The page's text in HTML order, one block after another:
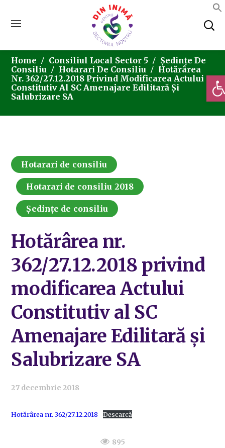
Home Consiliul Local Sector 5
Ședințe De
Consiliu
Hotarari De Consiliu
Hotărârea
Nr. 362/27.12.2018 Privind Modificarea Actului
Constitutiv Al SC Amenajare Edilitară Și
Salubrizare SA
Hotarari de consiliu
Hotarari de consiliu 2018
Ședințe de consiliu
Hotărârea nr.
362/27.12.2018 privind
modificarea Actului
Constitutiv al SC
Amenajare Edilitară și
Salubrizare SA
27 decembrie 2018
Hotărârea nr. 362/27.12.2018 Descarcă
895